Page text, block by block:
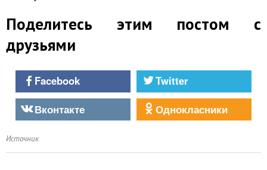
Поделитесь этим постом с
друзьями
Facebook
Twitter
Вконтакте
Однокласники
Источник